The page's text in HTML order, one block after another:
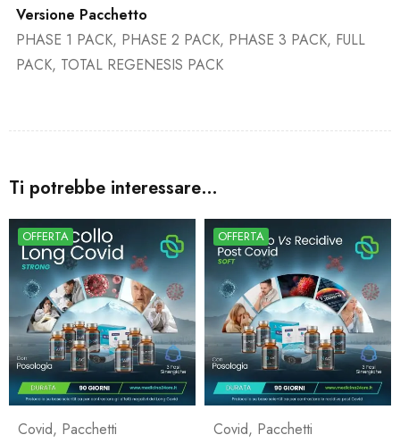
Versione Pacchetto
PHASE 1 PACK, PHASE 2 PACK, PHASE 3 PACK, FULL
PACK, TOTAL REGENESIS PACK
Ti potrebbe interessare…
OFFERTA
Covid, Pacchetti
OFFERTA
Covid, Pacchetti